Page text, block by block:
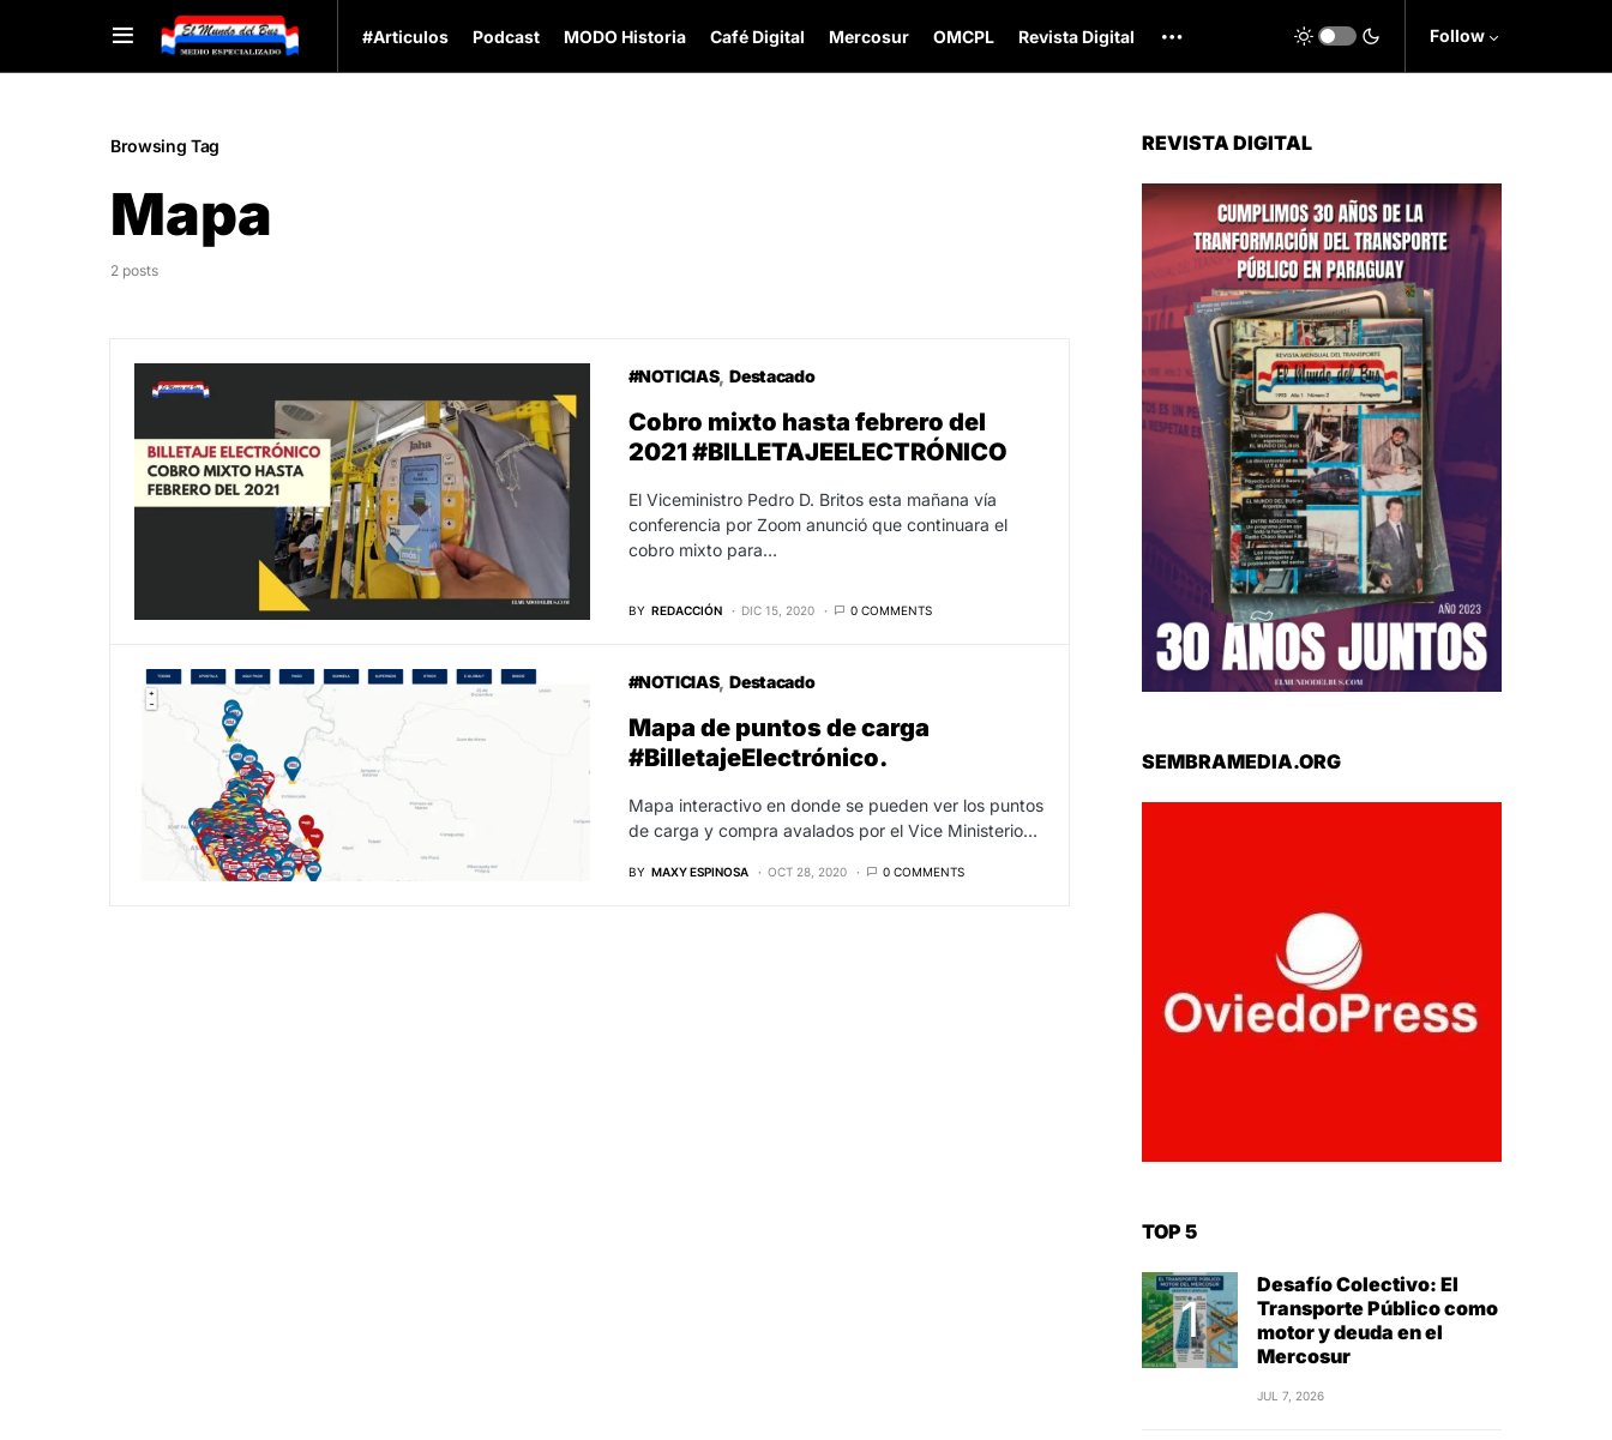
#Articulos Podcast MODO Historia Café Digital Mercosur OMCPL Revista Digital Follow
Browsing Tag
Mapa
2 posts
#NOTICIAS Destacado
Cobro mixto hasta febrero del
2021 #BILLETAJEELECTRÓNICO
El Viceministro Pedro D. Britos esta mañana vía
conferencia por Zoom anunció que continuara el
cobro mixto para…
BY REDACCIÓN DIC 15, 2020 0 COMMENTS
#NOTICIAS Destacado
Mapa de puntos de carga
#BilletajeElectrónico.
Mapa interactivo en donde se pueden ver los puntos
de carga y compra avalados por el Vice Ministerio…
BY MAXY ESPINOSA OCT 28, 2020 0 COMMENTS
REVISTA DIGITAL
SEMBRAMEDIA.ORG
TOP 5
Desafío Colectivo: El
Transporte Público como
motor y deuda en el
Mercosur
JUL 7, 2026